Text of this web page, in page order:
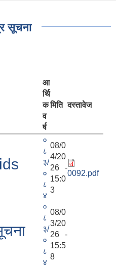
सूचना
आ
र्थि
क
व
र्ष
मिति दस्तावेज
०
८
३/
०
८
४
08/0
4/20
26 -
15:0
3
0092.pdf
०
८
३/
०
८
४
08/0
3/20
26 -
15:5
8